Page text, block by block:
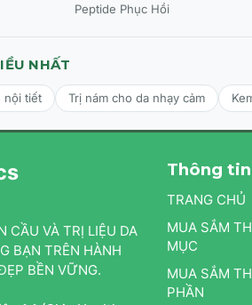
Peptide Phục Hồi
NHẤT
nội tiết Trị nám cho da nhạy cảm
CẦU VÀ TRỊ LIỆU DA
BẠN TRÊN HÀNH
BỀN VỮNG.
Thông tin
TRANG CHỦ
MUA SẮM
MỤC
MUA SẮM
PHẦN